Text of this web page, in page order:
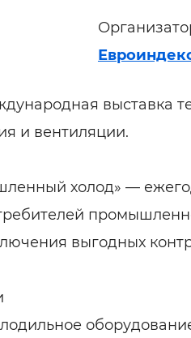
выставка
и вентиляции.
холод» —
выгодных